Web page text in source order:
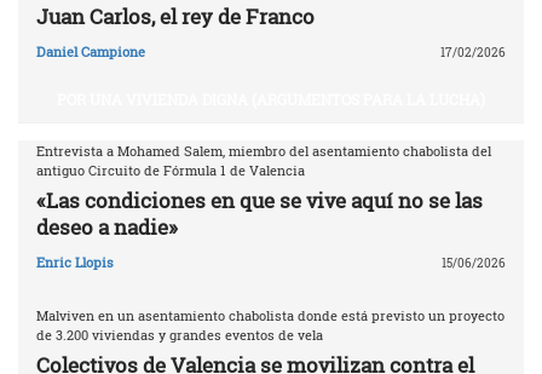
Juan Carlos, el rey de Franco
Daniel Campione 17/02/2026
Entrevista a Mohamed Salem, miembro del asentamiento chabolista del
antiguo Circuito de Fórmula 1 de Valencia
«Las condiciones en que se vive aquí no se las
deseo a nadie»
Enric Llopis 15/06/2026
Malviven en un asentamiento chabolista donde está previsto un proyecto
de 3.200 viviendas y grandes eventos de vela
Colectivos de Valencia se movilizan contra el